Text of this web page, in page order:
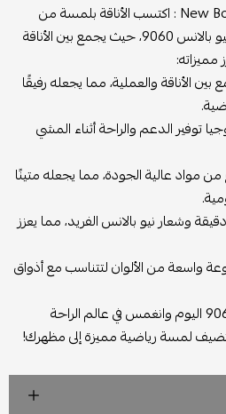
حذاء نيو بالانس New Balance 9060 : اكتسب الأناقة بلمسة من
الرياضية! اكتشف روعة الحذاء نيو بالانس 9060، حيث يجمع بين الأناقة
مميزاته:
الأناقة والعملية، مما يجعله رفيقًا
توفير الدعم والراحة أثناء المشي
مواد عالية الجودة، مما يجعله متينًا
وشعار نيو بالانس الفريد، مما يعزز
واسعة من الألوان لتتناسب مع أذواق
احصل على حذاء نيو بالانس 9060 اليوم وانغمس في عالم الراحة
لتضيف لمسة رياضية مميزة إلى مظهرك!